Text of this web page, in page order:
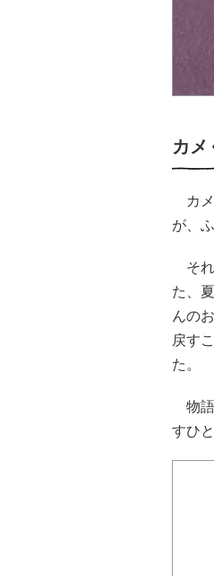
カメ
カ
が、
そ
た、
んの
戻す
た。
物
すひ